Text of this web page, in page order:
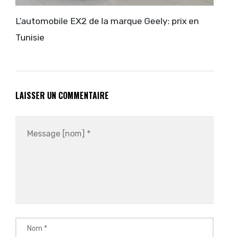
L’automobile EX2 de la marque Geely: prix en
Tunisie
LAISSER UN COMMENTAIRE